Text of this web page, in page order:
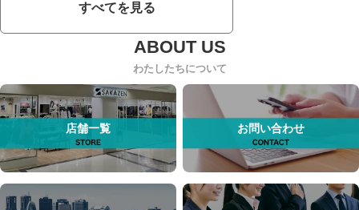
すべてを見る
わたしたちについて
店舗一覧 お問い合わせ